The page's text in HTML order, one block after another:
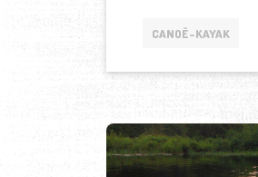
CANOË-KAYAK